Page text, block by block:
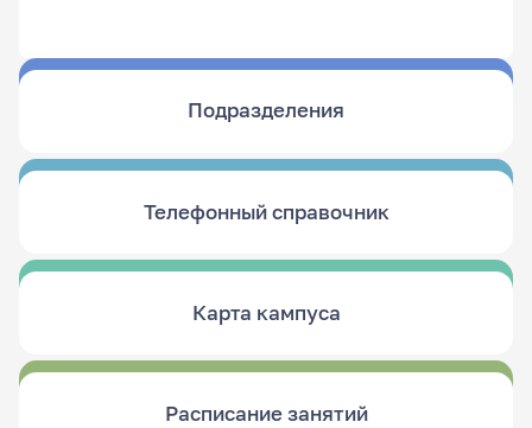
Подразделения
Телефонный справочник
Карта кампуса
Расписание занятий